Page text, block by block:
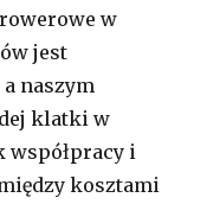
w
jest
naszym
klatki w
współpracy i
kosztami